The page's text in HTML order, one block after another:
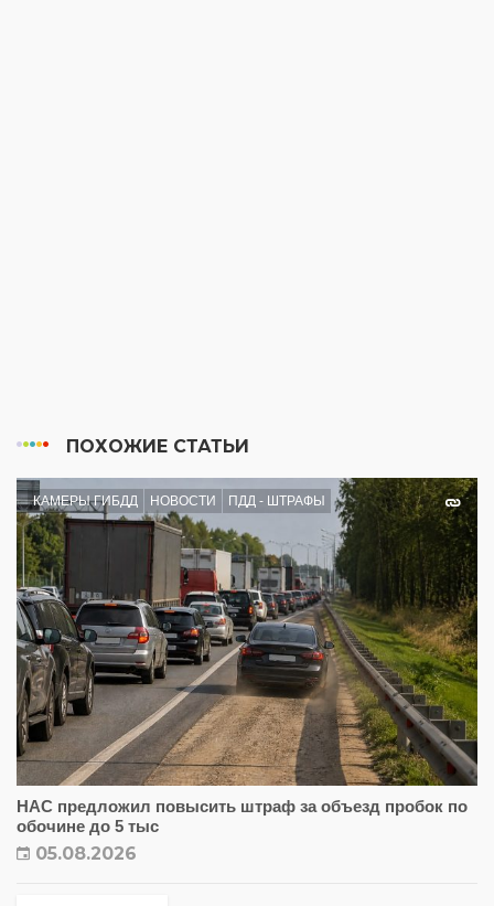
ПОХОЖИЕ СТАТЬИ
КАМЕРЫ ГИБДД НОВОСТИ ПДД - ШТРАФЫ
НАС предложил повысить штраф за объезд пробок по
обочине до 5 тыс
05.08.2026